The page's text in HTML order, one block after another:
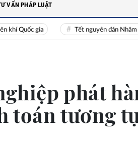
gia Tết nguyên đán Nhâm Dần
VẤN PHÁP LUẬT
phát
toán tương